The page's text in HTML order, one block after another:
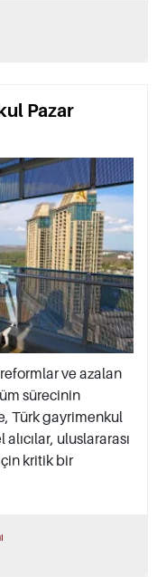
Pazar
ve azalan
sürecinin
Türk gayrimenkul
uluslararası
kritik bir